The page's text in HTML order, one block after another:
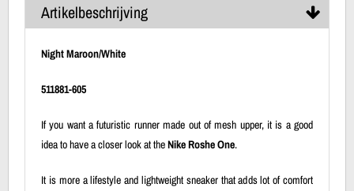
Artikelbeschrijving
Night Maroon/White
511881-605
If you want a futuristic runner made out of mesh upper, it is a good
idea to have a closer look at theNike Roshe One.
It is more a lifestyle and lightweight sneaker that adds lot of comfort